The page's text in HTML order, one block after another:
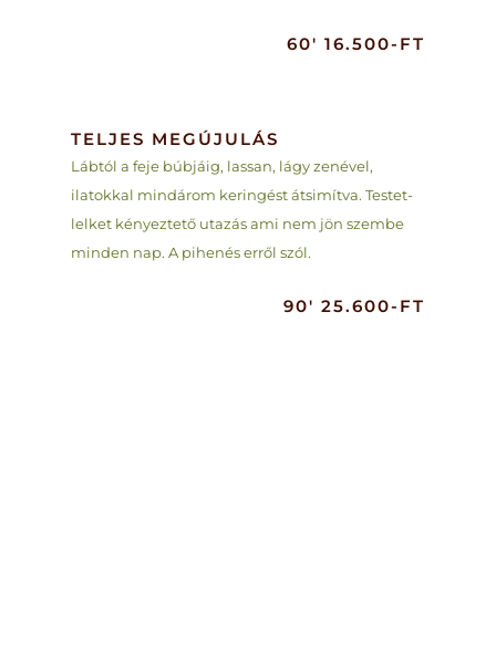
60′ 16.500-FT
TELJES MEGÚJULÁS
Lábtól a feje búbjáig, lassan, lágy zenével,
ilatokkal mindárom keringést átsimítva. Testet-
lelket kényeztető utazás ami nem jön szembe
minden nap. A pihenés erről szól.
90′ 25.600-FT